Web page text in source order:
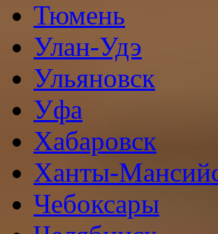
Тюмень
Улан-Удэ
Ульяновск
Уфа
Хабаровск
Ханты-
Чебоксары